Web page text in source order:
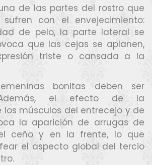
de las partes del rostro que
con el envejecimiento:
de pelo, la parte lateral se
que las cejas se aplanen,
triste o cansada a la
bonitas deben ser
Además, el efecto de la
músculos del entrecejo y de
la aparición de arrugas de
ceño y en la frente, lo que
el aspecto global del tercio